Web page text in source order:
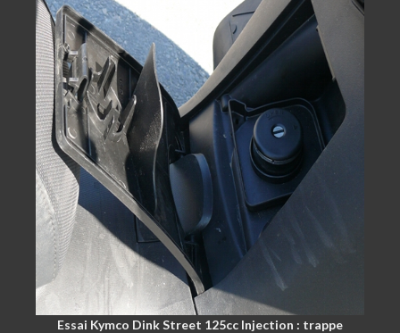
Essai Kymco Dink Street 125cc Injection : trappe